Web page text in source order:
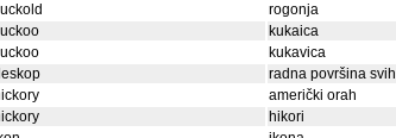
rogonja
kukaica
kukavica
radna površina svih
američki orah
hikori